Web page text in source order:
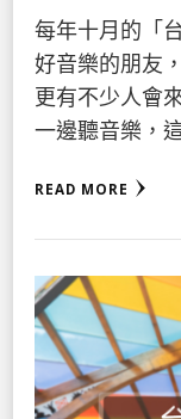
每年十月的「
好音樂的朋友
更有不少人會
一邊聽音樂，
READ MORE